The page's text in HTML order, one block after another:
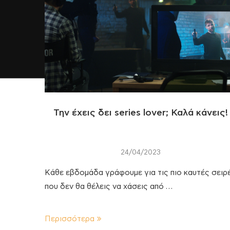
Την έχεις δει series lover; Καλά κάνεις!
24/04/2023
Κάθε εβδομάδα γράφουμε για τις πιο καυτές
που δεν θα θέλεις να χάσεις από …
Περισσότερα